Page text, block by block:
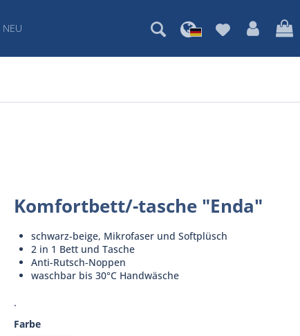
NEU
Komfortbett/-tasche "Enda"
schwarz-beige, Mikrofaser und Softplüsch
2 in 1 Bett und Tasche
Anti-Rutsch-Noppen
waschbar bis 30°C Handwäsche
.
Farbe